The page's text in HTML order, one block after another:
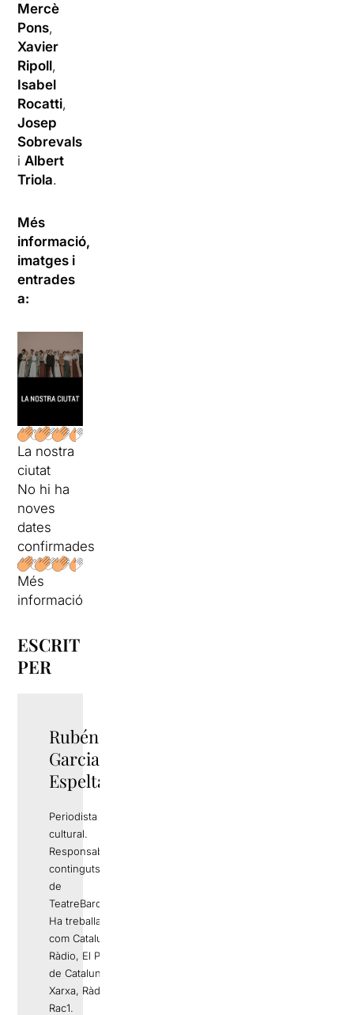
Mercè
Pons,
Xavier
Ripoll,
Isabel
Rocatti,
Josep
Sobrevals
iAlbert
Triola.
Més
informació,
imatges i
entrades
a:
La nostra
ciutat
No hi ha
noves
dates
confirmades
Més
informació
ESCRIT
PER
Rubén
Garcia
Espelta
Periodista i gestor
cultural.
Responsable de
continguts editorials
de
TeatreBarcelona.com
Ha treballat a mitjans
com Catalunya
Ràdio, El Periódico
de Catalunya, La
Xarxa, Ràdio 4 o
Rac1.